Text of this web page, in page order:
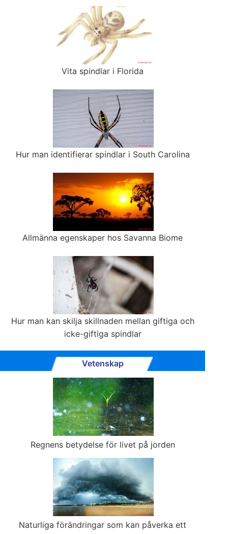
Vita spindlar i Florida
Hur man identifierar spindlar i South Carolina
Allmänna egenskaper hos Savanna Biome
Hur man kan skilja skillnaden mellan giftiga och
icke-giftiga spindlar
Vetenskap
Regnens betydelse för livet på jorden
Naturliga förändringar som kan påverka ett